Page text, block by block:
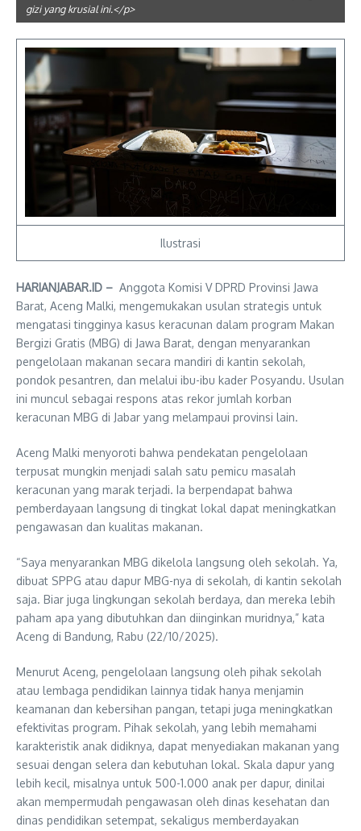
gizi yang krusial ini.</p>
Ilustrasi
HARIANJABAR.ID – Anggota Komisi V DPRD Provinsi Jawa
Barat, Aceng Malki, mengemukakan usulan strategis untuk
mengatasi tingginya kasus keracunan dalam program Makan
Bergizi Gratis (MBG) di Jawa Barat, dengan menyarankan
pengelolaan makanan secara mandiri di kantin sekolah,
pondok pesantren, dan melalui ibu-ibu kader Posyandu. Usulan
ini muncul sebagai respons atas rekor jumlah korban
keracunan MBG di Jabar yang melampaui provinsi lain.
Aceng Malki menyoroti bahwa pendekatan pengelolaan
terpusat mungkin menjadi salah satu pemicu masalah
keracunan yang marak terjadi. Ia berpendapat bahwa
pemberdayaan langsung di tingkat lokal dapat meningkatkan
pengawasan dan kualitas makanan.
“Saya menyarankan MBG dikelola langsung oleh sekolah. Ya,
dibuat SPPG atau dapur MBG-nya di sekolah, di kantin sekolah
saja. Biar juga lingkungan sekolah berdaya, dan mereka lebih
paham apa yang dibutuhkan dan diinginkan muridnya,” kata
Aceng di Bandung, Rabu (22/10/2025).
Menurut Aceng, pengelolaan langsung oleh pihak sekolah
atau lembaga pendidikan lainnya tidak hanya menjamin
keamanan dan kebersihan pangan, tetapi juga meningkatkan
efektivitas program. Pihak sekolah, yang lebih memahami
karakteristik anak didiknya, dapat menyediakan makanan yang
sesuai dengan selera dan kebutuhan lokal. Skala dapur yang
lebih kecil, misalnya untuk 500-1.000 anak per dapur, dinilai
akan mempermudah pengawasan oleh dinas kesehatan dan
dinas pendidikan setempat, sekaligus memberdayakan